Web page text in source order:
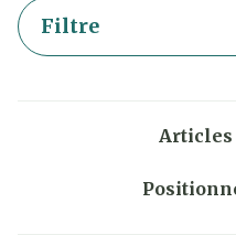
Filtre
Articles
Trier par: